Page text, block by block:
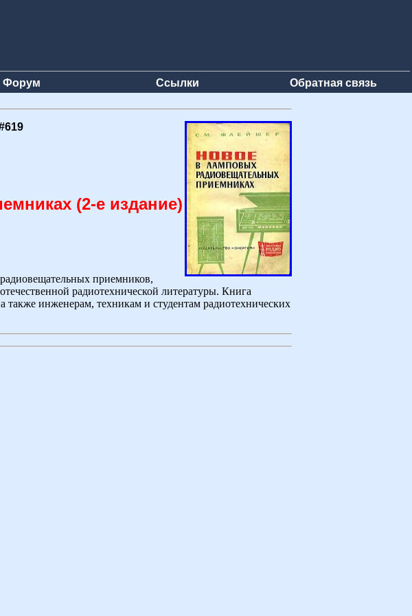
Форум Ссылки Обратная связь
(2-е издание)
приемников,
радиотехнической литературы. Книга
также инженерам, техникам и студентам радиотехнических